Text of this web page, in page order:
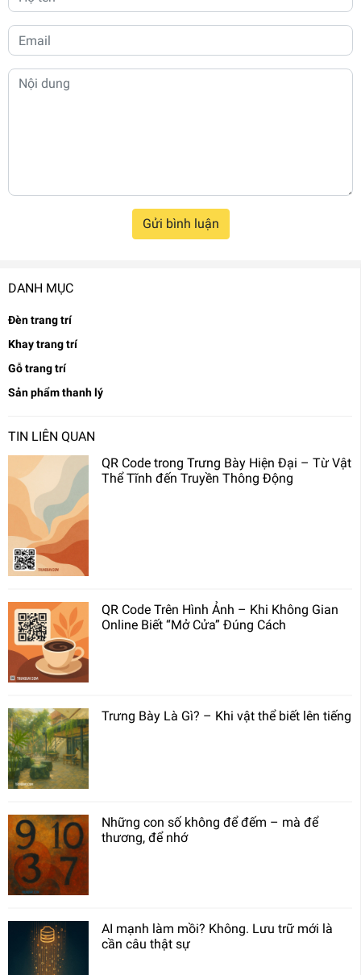
DANH MỤC
Đèn trang trí
Khay trang trí
Gỗ trang trí
Sản phẩm thanh lý
TIN LIÊN QUAN
QR Code trong Trưng Bày Hiện Đại – Từ Vật
Thể Tĩnh đến Truyền Thông Động
QR Code Trên Hình Ảnh – Khi Không Gian
Online Biết “Mở Cửa” Đúng Cách
Trưng Bày Là Gì? – Khi vật thể biết lên tiếng
Những con số không để đếm – mà để
thương, để nhớ
AI mạnh làm mồi? Không. Lưu trữ mới là
cần câu thật sự
Gửi bình luận